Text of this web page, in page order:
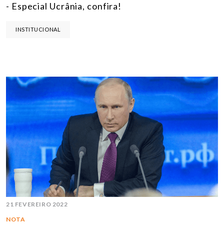
- Especial Ucrânia, confira!
INSTITUCIONAL
21 FEVEREIRO 2022
NOTA